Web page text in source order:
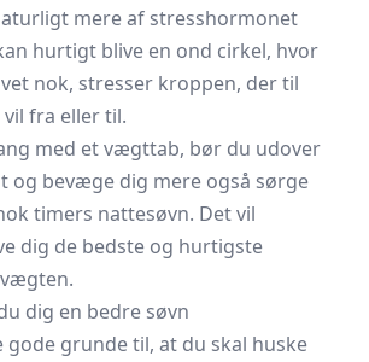
mere af stresshormonet
hurtigt blive en ond cirkel, hvor
nok, stresser kroppen, der til
fra eller til.
med et vægttab, bør du udover
og bevæge dig mere også sørge
timers nattesøvn. Det vil
dig de bedste og hurtigste
dig en bedre søvn
gode grunde til, at du skal huske